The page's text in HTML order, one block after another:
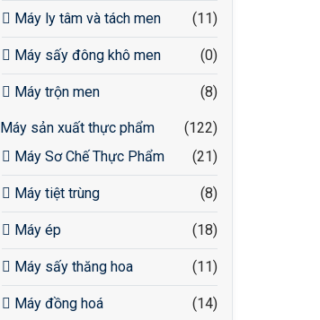
Máy ly tâm và tách men (11)
Máy sấy đông khô men (0)
Máy trộn men (8)
Máy sản xuất thực phẩm
(122)
Máy Sơ Chế Thực Phẩm
(21)
Máy tiệt trùng (8)
Máy ép (18)
Máy sấy thăng hoa (11)
Máy đồng hoá (14)